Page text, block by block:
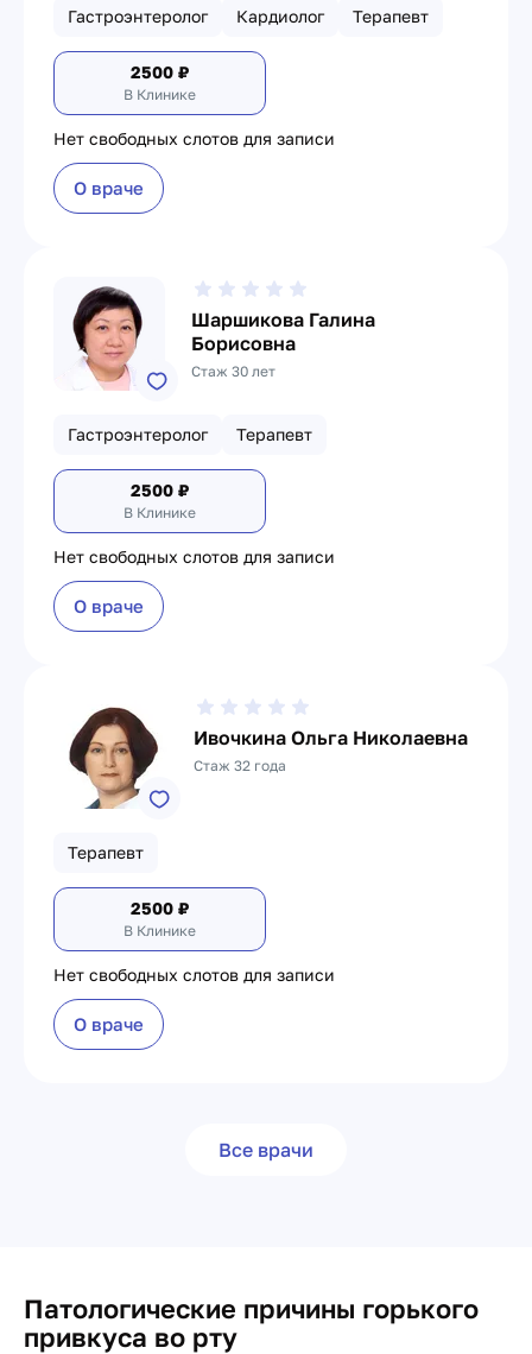
Гастроэнтеролог Кардиолог Терапевт
2500 ₽
В Клинике
Нет свободных слотов для записи
О враче
Шаршикова Галина
Борисовна
Стаж 30 лет
Гастроэнтеролог Терапевт
2500 ₽
В Клинике
Нет свободных слотов для записи
О враче
Ивочкина Ольга Николаевна
Стаж 32 года
Терапевт
2500 ₽
В Клинике
Нет свободных слотов для записи
О враче
Все врачи
Патологические причины горького
привкуса во рту